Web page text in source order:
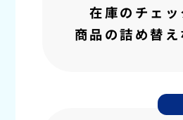
在庫のチェッ
商品の詰め替